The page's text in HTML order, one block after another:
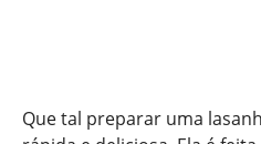
Que tal preparar uma